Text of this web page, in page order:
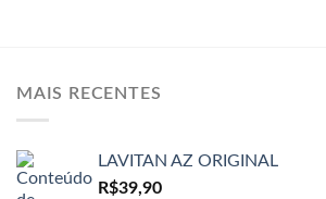
MAIS RECENTES
LAVITAN AZ ORIGINAL
R$39,90